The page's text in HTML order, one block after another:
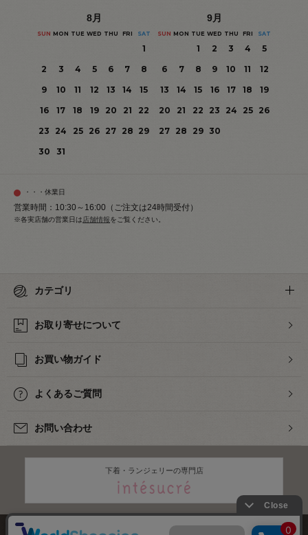
8月
SUN MON TUE WED THU FRI SAT
1
2
3 4 5 6 7
8
9
10 11 12 13 14
15
16
17 18 19 20 21
22
23
24 25 26 27 28 29
30
31
9月
SUN MON TUE WED THU FRI SAT
1 2 3 4
5
6
7 8 9 10 11
12
13
14 15 16 17 18
19
20
21 22 23 24 25
26
27 28 29 30
・・・休業日
営業時間：10:30～16:00（ご注文は24時間受付）
※各実店舗の営業日は店舗情報をご覧ください。
カテゴリ
お取り寄せについて
お買い物ガイド
よくあるご質問
お問い合わせ
下着・ランジェリーの専門店